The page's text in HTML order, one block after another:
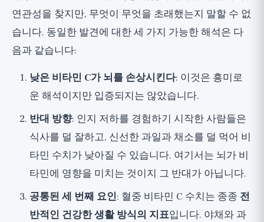
연관성을 찾지만, 무엇이 무엇을 초래했는지 말할 수 없
습니다. 동일한 발견에 대한 세 가지 가능한 해석은 다
음과 같습니다:
낮은 비타민 C가 뇌를 손상시킨다: 이것은 흥미로
운 해석이지만 입증되지는 않았습니다.
반대 방향: 인지 저하를 경험하기 시작한 사람들은
식사를 덜 잘하고, 신선한 과일과 채소를 덜 먹어 비
타민 수치가 낮아질 수 있습니다. 여기서는 뇌가 비
타민에 영향을 미치는 것이지 그 반대가 아닙니다.
공통된 세 번째 요인: 혈중 비타민 C 수치는 종종 전
반적인 건강한 생활 방식의 지표입니다. 야채와 과